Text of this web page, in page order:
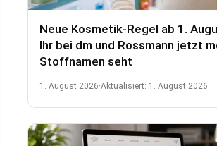
Neue Kosmetik-Regel ab 1.
Ihr bei dm und Rossmann jetzt
Stoffnamen seht
1. August 2026·Aktualisiert: 1. August 2026